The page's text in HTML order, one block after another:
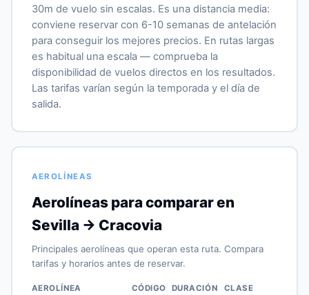
30m de vuelo sin escalas. Es una distancia media:
conviene reservar con 6-10 semanas de antelación
para conseguir los mejores precios. En rutas largas
es habitual una escala — comprueba la
disponibilidad de vuelos directos en los resultados.
Las tarifas varían según la temporada y el día de
salida.
AEROLÍNEAS
Aerolíneas para comparar en
Sevilla → Cracovia
Principales aerolíneas que operan esta ruta. Compara
tarifas y horarios antes de reservar.
AEROLÍNEA CÓDIGO DURACIÓN CLASE